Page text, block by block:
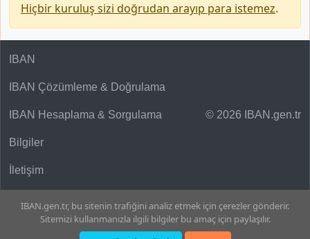
Hiçbir kuruluş sizi doğrudan arayıp para istemez.
© 2026 IBAN.gen.tr
IBAN
IBAN Çözümleme & Doğrulama
IBAN Hesaplama & Sorgulama
Bilgiler
İletişim
IBAN.gen.tr, bu sitenin trafiğini analiz etmek için çerezler gönderir.
Sitemizi kullanmanızla ilgili bilgiler bu amaç için paylaşılır.